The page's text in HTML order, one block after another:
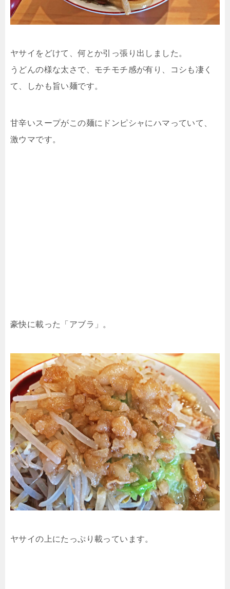
ヤサイをどけて、何とか引っ張り出しました。
うどんの様な太さで、モチモチ感が有り、コシも凄く
て、しかも旨い麺です。
甘辛いスープがこの麺にドンピシャにハマっていて、
激ウマです。
豪快に載った「アブラ」。
ヤサイの上にたっぷり載っています。